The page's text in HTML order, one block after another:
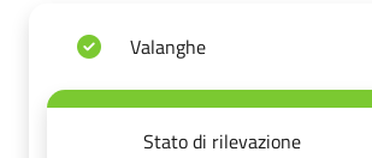
Valanghe
Stato di rilevazione